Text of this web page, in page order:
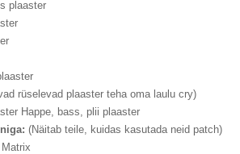
plaaster
rüselevad plaaster teha oma laulu cry)
Happe, bass, plii plaaster
(Näitab teile, kuidas kasutada neid patch)